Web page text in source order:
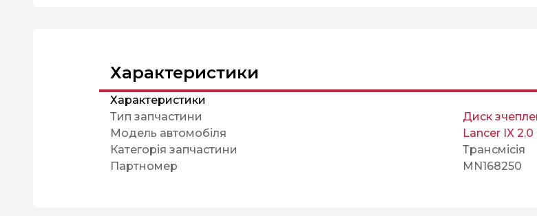
Характеристики
Характеристики
Тип запчастини
Диск
Модель автомобіля
Lancer IX 2.0
Категорія запчастини
Трансмісія
Партномер
MN168250